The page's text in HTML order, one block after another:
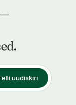
uudiskiri